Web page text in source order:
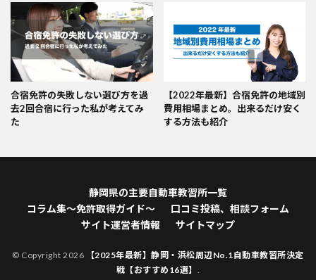
合宿免許の失敗しない選び方を過
去2回合宿に行った私が考えてみ
た
【2022年最新】合宿免許の地域別
費用相場まとめ。出来るだけ安く
する方法も紹介
静岡県の主要自動車教習所一覧
コラム集～免許取得ガイド～
口コミ投稿、相談フォーム
サイト運営者情報
サイトマップ
© Copyright 2026
【2025年最新】静岡・浜松周辺No.1自動車教習所決定
戦【おすすめ16選】 .